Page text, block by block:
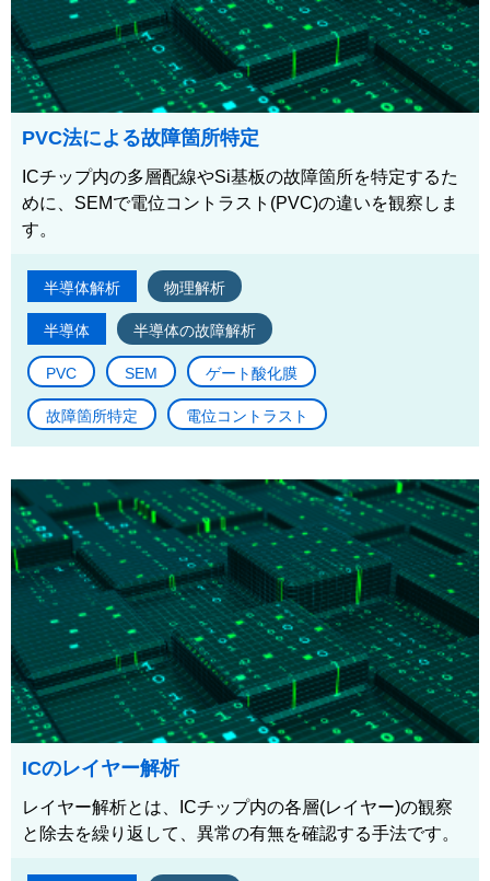
PVC法による故障箇所特定
ICチップ内の多層配線やSi基板の故障箇所を特定するた
めに、SEMで電位コントラスト(PVC)の違いを観察しま
す。
半導体解析 物理解析
半導体 半導体の故障解析
PVC SEM ゲート酸化膜
故障箇所特定 電位コントラスト
ICのレイヤー解析
レイヤー解析とは、ICチップ内の各層(レイヤー)の観察
と除去を繰り返して、異常の有無を確認する手法です。